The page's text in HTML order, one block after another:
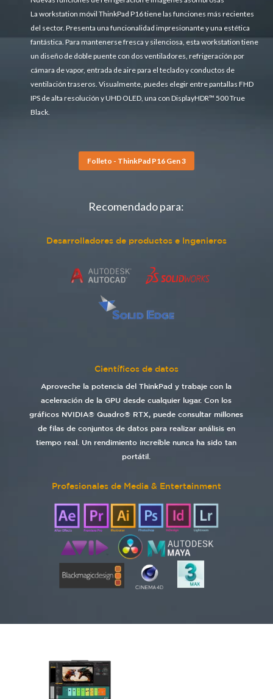
La workstation móvil ThinkPad P16 tiene las funciones más recientes
del sector. Presenta una funcionalidad impresionante y una estética
fantástica. Para mantenerse fresca y silenciosa, esta workstation tiene
un diseño de doble puente con dos ventiladores, refrigeración por
cámara de vapor, entrada de aire para el teclado y conductos de
ventilación traseros. Visualmente, puedes elegir entre pantallas FHD
IPS de alta resolución y UHD OLED, una con DisplayHDR™ 500 True
Black.
Folleto - ThinkPad P16 Gen 3
Recomendado para:
Desarrolladores de productos e Ingenieros
Científicos de datos
Aproveche la potencia del ThinkPad y trabaje con la
aceleración de la GPU desde cualquier lugar. Con los
gráficos NVIDIA® Quadro® RTX, puede consultar millones
de filas de conjuntos de datos para realizar análisis en
tiempo real. Un rendimiento increíble nunca ha sido tan
portátil.
Profesionales de Media & Entertainment